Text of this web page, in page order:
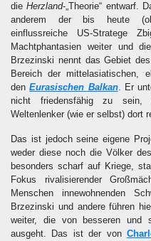
dieHerzland-„Theorie“ entwarf.
anderem der bis heute
einflussreiche US-Stratege
Machtphantasien weiter und
Brzezinski nennt das Gebiet des
Bereich der mittelasiatischen,
denEurasischen Balkan. Er
nicht friedensfähig zu
Weltenlenker (wie er selbst) dort
Das ist jedoch seine eigene
weder diese noch die Völker
besonders scharf auf Kriege,
Fokus rivalisierender
Menschen innewohnenden
Brzezinski und andere führen
weiter, die von besseren und
ausgeht. Das ist der von